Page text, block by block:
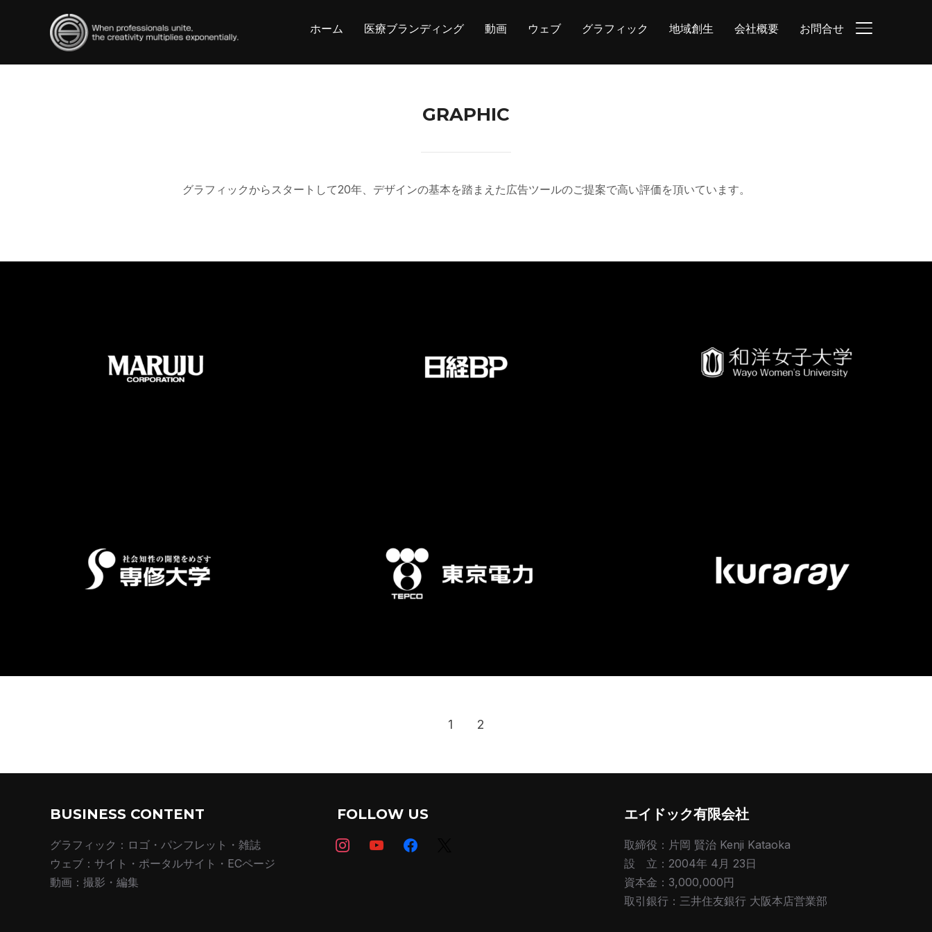
サイドバーと
ホーム 医療ブランディング 動画 ウェブ グラフィック 地域創生 会社概要 お問合せ
GRAPHIC
グラフィックからスタートして20年、デザインの基本を踏まえた広告ツールのご提案で高い評価を頂いています。
1 2
BUSINESS CONTENT
グラフィック：ロゴ・パンフレット・雑誌
ウェブ：サイト・ポータルサイト・ECページ
動画：撮影・編集
FOLLOW US
instagramyoutubefacebook
エイドック有限会社
取締役：片岡 賢治 Kenji Kataoka
設 立：2004年 4月 23日
資本金：3,000,000円
取引銀行：三井住友銀行 大阪本店営業部